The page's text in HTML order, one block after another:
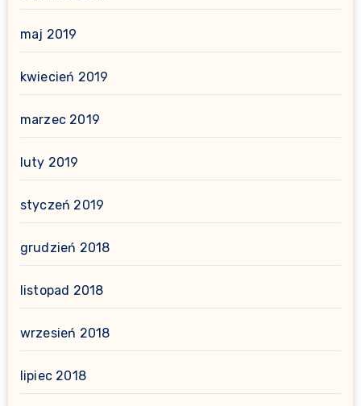
maj 2019
kwiecień 2019
marzec 2019
luty 2019
styczeń 2019
grudzień 2018
listopad 2018
wrzesień 2018
lipiec 2018